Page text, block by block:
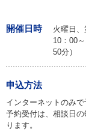
開催日時
火曜日、
10：00
50分）
申込方法
インターネットのみで
予約受付は、相談日
ります。